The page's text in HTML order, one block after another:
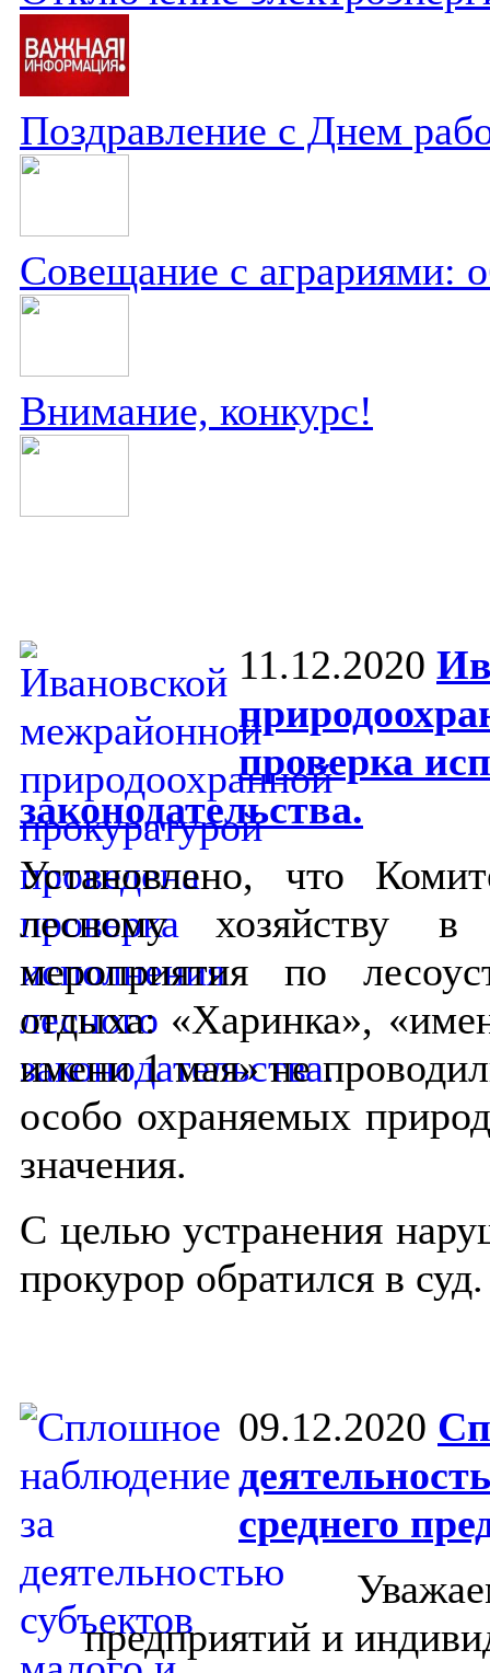
Поздравление с Днем
Совещание с аграриями:
Внимание, конкурс!
11.12.2020
проверка
законодательства.
Установлено, что
лесному хозяйству в
мероприятия по
отдыха: «Харинка»,
имени 1 мая» не
особо охраняемых
значения.
С целью устранения
прокурор обратился в суд.
09.12.2020
среднего
предприятий и